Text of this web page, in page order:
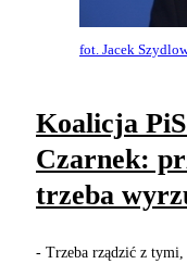
fot. Jacek
Koalicja
Czarnek:
trzeba
- Trzeba rządzić z